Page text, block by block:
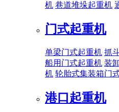
机 巷道堆垛起重机
门式起重机
单梁门式起重机 抓
船用门式起重机 装
机 轮胎式集装箱门
港口起重机